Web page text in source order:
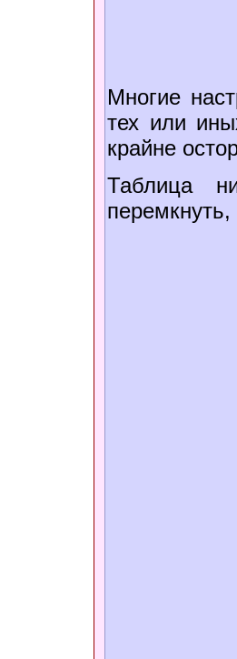
Многие
тех или
крайне
Таблица